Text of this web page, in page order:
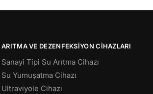
ARITMA VE DEZENFEKSIYON CIHAZLARI
Sanayi Tipi Su Arıtma Cihazı
Su Yumuşatma Cihazı
Ultraviyole Cihazı